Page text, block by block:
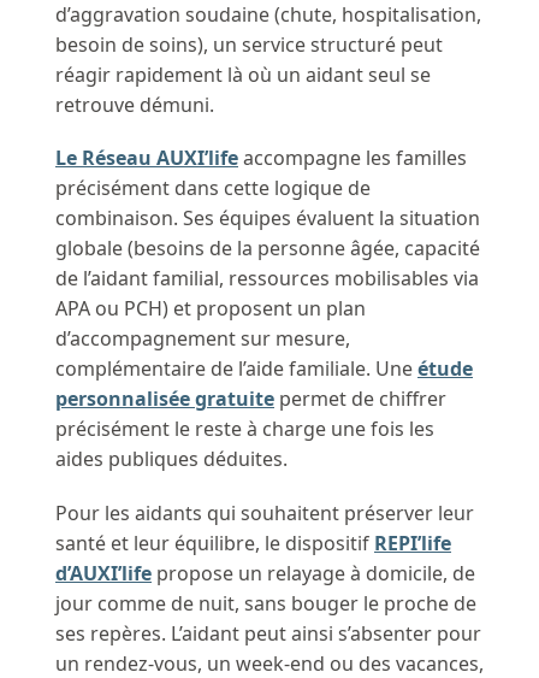
d’aggravation soudaine (chute, hospitalisation,
besoin de soins), un service structuré peut
réagir rapidement là où un aidant seul se
retrouve démuni.
Le Réseau AUXI’lifeaccompagne les familles
précisément dans cette logique de
combinaison. Ses équipes évaluent la situation
globale (besoins de la personne âgée, capacité
de l’aidant familial, ressources mobilisables via
APA ou PCH) et proposent un plan
d’accompagnement sur mesure,
complémentaire de l’aide familiale. Uneétude
personnalisée gratuite permet de chiffrer
précisément le reste à charge une fois les
aides publiques déduites.
Pour les aidants qui souhaitent préserver leur
santé et leur équilibre, le dispositif REPI’life
d’AUXI’life propose un relayage à domicile, de
jour comme de nuit, sans bouger le proche de
ses repères. L’aidant peut ainsi s’absenter pour
un rendez-vous, un week-end ou des vacances,